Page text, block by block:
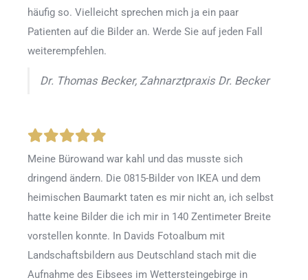
häufig so. Vielleicht sprechen mich ja ein paar
Patienten auf die Bilder an. Werde Sie auf jeden Fall
weiterempfehlen.
Dr. Thomas Becker, Zahnarztpraxis Dr. Becker
Meine Bürowand war kahl und das musste sich
dringend ändern. Die 0815-Bilder von IKEA und dem
heimischen Baumarkt taten es mir nicht an, ich selbst
hatte keine Bilder die ich mir in 140 Zentimeter Breite
vorstellen konnte. In Davids Fotoalbum mit
Landschaftsbildern aus Deutschland stach mit die
Aufnahme des Eibsees im Wettersteingebirge in